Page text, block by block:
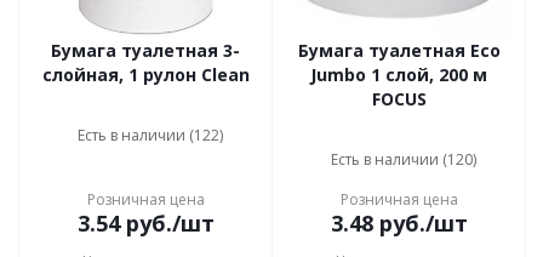
Бумага туалетная 3-
слойная, 1 рулон Clean
Есть в наличии (122)
Розничная цена
3.54руб./шт
Бумага туалетная Eco
Jumbo 1 слой, 200 м
FOCUS
Есть в наличии (120)
Розничная цена
3.48руб./шт